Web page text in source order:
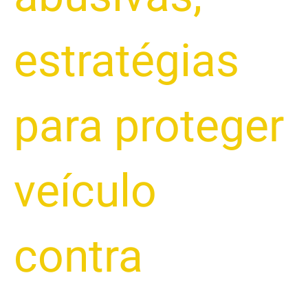
estratégias
para proteger
veículo
contra